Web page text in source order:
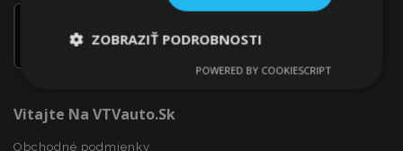
Vitajte Na VTVauto.sk
Obchodné podmienky
ZOBRAZIŤ PODROBNOSTI
Výkonnosť Cielenie
POWERED BY COOKIESCRIPT